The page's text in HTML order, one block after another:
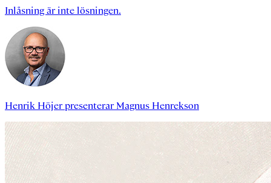
Inlåsning är inte lösningen.
Henrik Höjerpresenterar Magnus Henrekson